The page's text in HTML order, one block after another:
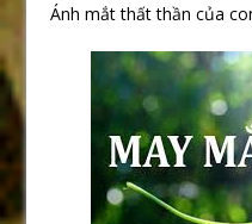
Ánh mắt thất thần của